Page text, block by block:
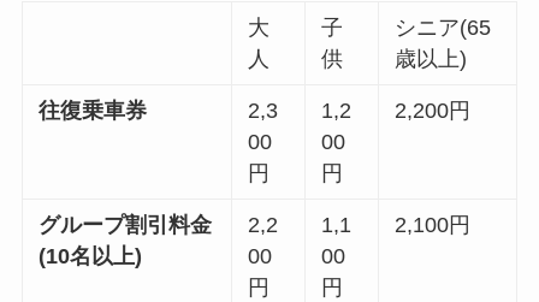
大
人
子
供
シニア(65
歳以上)
往復乗車券 2,3
00
円
1,2
00
円
2,200円
グループ割引料金
(10名以上)
2,2
00
円
1,1
00
円
2,100円